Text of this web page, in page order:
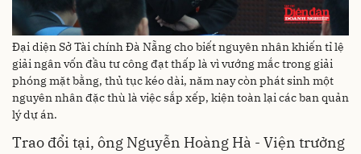
Đại diện Sở Tài chính Đà Nẵng cho biết nguyên nhân khiến tỉ lệ
giải ngân vốn đầu tư công đạt thấp là vì vướng mắc trong giải
phóng mặt bằng, thủ tục kéo dài, năm nay còn phát sinh một
nguyên nhân đặc thù là việc sắp xếp, kiện toàn lại các ban quản
lý dự án.
Trao đổi tại, ông Nguyễn Hoàng Hà - Viện trưởng